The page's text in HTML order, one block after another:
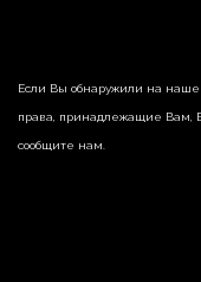
Если Вы обнаружили на
права, принадлежащие Вам,
сообщите нам.